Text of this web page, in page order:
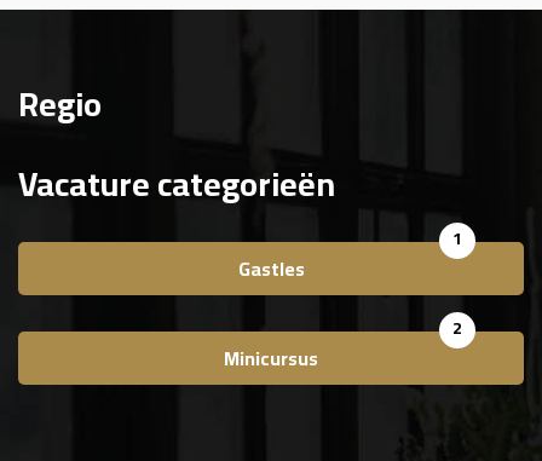
Regio
Vacature categorieën
Gastles
1
Minicursus
2